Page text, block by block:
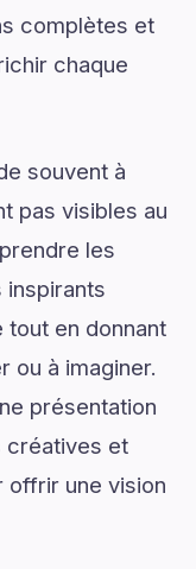
complètes et
chaque
souvent à
pas visibles au
les
inspirants
tout en donnant
ou à imaginer.
présentation
créatives et
offrir une vision